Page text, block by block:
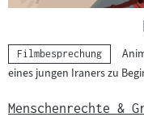
Kategorie:
Filmbesprechung
eines jungen Iraners zu
Menschenrechte &